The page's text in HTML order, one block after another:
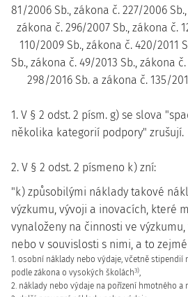
81/2006 Sb., zákona č. 227/2006
zákona č. 296/2007 Sb., zákona č.
110/2009 Sb., zákona č. 420/2011
Sb., zákona č. 49/2013 Sb., zákona
298/2016 Sb. a zákona č. 135/
1. V § 2 odst. 2 písm. g) se slova
několika kategorií podpory" zrušují.
2. V § 2 odst. 2 písmeno k) zní:
"k) způsobilými náklady takové
výzkumu, vývoji a inovacích, které
vynaloženy na činnosti ve
nebo v souvislosti s nimi, a to
1. osobní náklady nebo výdaje, včetně stipendií
podle zákona o vysokých školách3),
2. náklady nebo výdaje na pořízení hmotného a